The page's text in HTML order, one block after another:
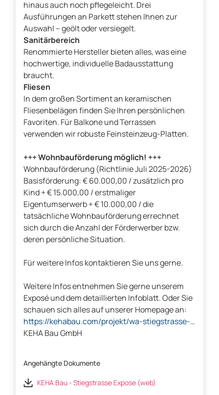
hinaus auch noch pflegeleicht. Drei
Ausführungen an Parkett stehen Ihnen zur
Auswahl – geölt oder versiegelt.
Sanitärbereich
Renommierte Hersteller bieten alles, was eine
hochwertige, individuelle Badausstattung
braucht.
Fliesen
In dem großen Sortiment an keramischen
Fliesenbelägen finden Sie Ihren persönlichen
Favoriten. Für Balkone und Terrassen
verwenden wir robuste Feinsteinzeug-Platten.
+++ Wohnbauförderung möglich! +++
Wohnbauförderung (Richtlinie Juli 2025-2026)
Basisförderung: € 60.000,00 / zusätzlich pro
Kind + € 15.000,00 / erstmaliger
Eigentumserwerb + € 10.000,00 / die
tatsächliche Wohnbauförderung errechnet
sich durch die Anzahl der Förderwerber bzw.
deren persönliche Situation.
Für weitere Infos kontaktieren Sie uns gerne.
Weitere Infos entnehmen Sie gerne unserem
Exposé und dem detaillierten Infoblatt. Oder Sie
schauen sich alles auf unserer Homepage an:
https://kehabau.com/projekt/wa-stiegstrasse-
rankweil/
KEHA Bau GmbH
Angehängte Dokumente
KEHA Bau - Stiegstrasse Expose (web)